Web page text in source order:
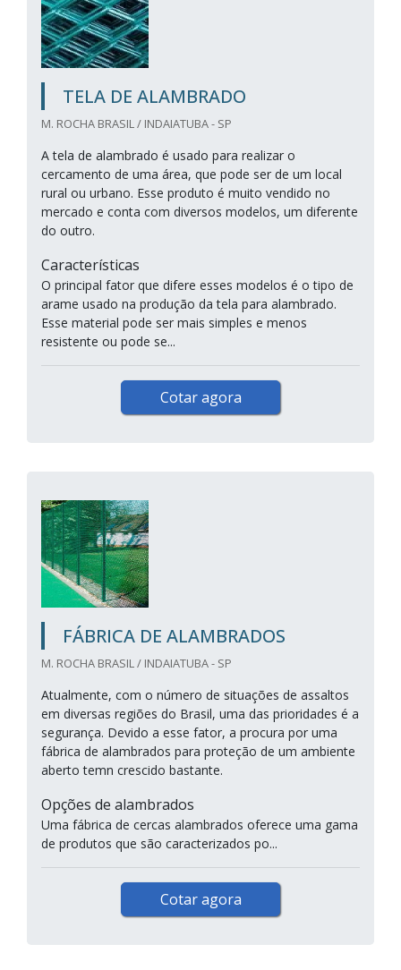
TELA DE ALAMBRADO
M. ROCHA BRASIL / INDAIATUBA - SP
A tela de alambrado é usado para realizar o
cercamento de uma área, que pode ser de um local
rural ou urbano. Esse produto é muito vendido no
mercado e conta com diversos modelos, um diferente
do outro.
Características
O principal fator que difere esses modelos é o tipo de
arame usado na produção da tela para alambrado.
Esse material pode ser mais simples e menos
resistente ou pode se...
Cotar agora
FÁBRICA DE ALAMBRADOS
M. ROCHA BRASIL / INDAIATUBA - SP
Atualmente, com o número de situações de assaltos
em diversas regiões do Brasil, uma das prioridades é a
segurança. Devido a esse fator, a procura por uma
fábrica de alambrados para proteção de um ambiente
aberto temn crescido bastante.
Opções de alambrados
Uma fábrica de cercas alambrados oferece uma gama
de produtos que são caracterizados po...
Cotar agora